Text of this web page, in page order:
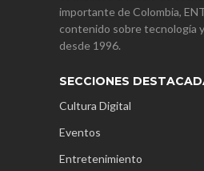
importante de Colombia,
contenido sobre tecnología
desde 1996.
SECCIONES
Cultura Digital
Eventos
Entretenimiento